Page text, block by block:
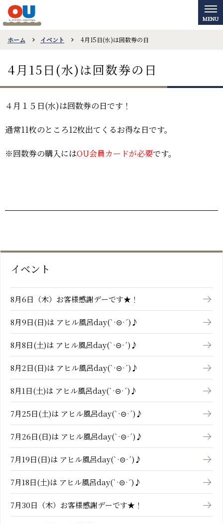
おーゆ・ホテル
0859-31-3333
ホーム イベント 4月15日(水)は回数券の日
4月15日(水)は回数券の日
４月１５日(水)は回数券の日です！
通常11枚のところ12枚出てくるお得な日です。
※回数券の購入にはOU会員カードが必要です。
イベント
8月6日（木）お客様感謝デーです★！
8月9日(日)は アヒル風呂day(`·⊝·´)♪
8月8日(土)は アヒル風呂day(`·⊝·´)♪
8月2日(日)は アヒル風呂day(`·⊝·´)♪
8月1日(土)は アヒル風呂day(`·⊝·´)♪
7月25日(土)は アヒル風呂day(`·⊝·´)♪
7月26日(日)は アヒル風呂day(`·⊝·´)♪
7月19日(日)は アヒル風呂day(`·⊝·´)♪
7月18日(土)は アヒル風呂day(`·⊝·´)♪
7月30日（木）お客様感謝デーです★！